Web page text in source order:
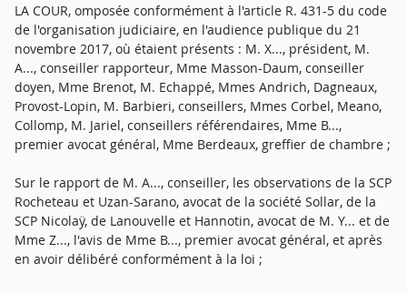
LA COUR, omposée conformément à l'article R. 431-5 du code
de l'organisation judiciaire, en l'audience publique du 21
novembre 2017, où étaient présents : M. X..., président, M.
A..., conseiller rapporteur, Mme Masson-Daum, conseiller
doyen, Mme Brenot, M. Echappé, Mmes Andrich, Dagneaux,
Provost-Lopin, M. Barbieri, conseillers, Mmes Corbel, Meano,
Collomp, M. Jariel, conseillers référendaires, Mme B...,
premier avocat général, Mme Berdeaux, greffier de chambre ;
Sur le rapport de M. A..., conseiller, les observations de la SCP
Rocheteau et Uzan-Sarano, avocat de la société Sollar, de la
SCP Nicolaÿ, de Lanouvelle et Hannotin, avocat de M. Y... et de
Mme Z..., l'avis de Mme B..., premier avocat général, et après
en avoir délibéré conformément à la loi ;